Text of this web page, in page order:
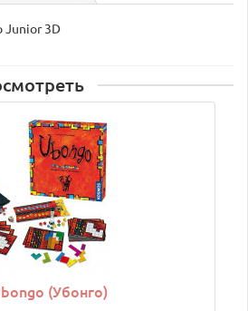
Junior 3D
(Убонго)